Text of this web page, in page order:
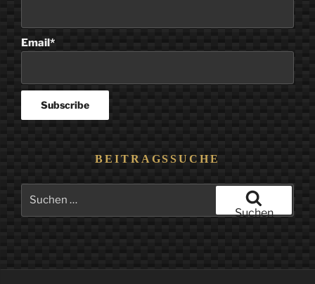
Email*
BEITRAGSSUCHE
Suchen